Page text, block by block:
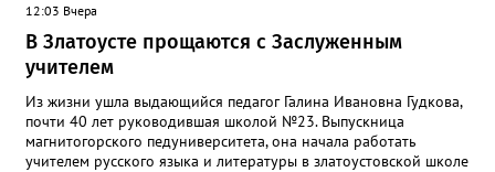
12:03 Вчера
В Златоусте прощаются с Заслуженным
учителем
Из жизни ушла выдающийся педагог Галина Ивановна Гудкова,
почти 40 лет руководившая школой №23. Выпускница
магнитогорского педуниверситета, она начала работать
учителем русского языка и литературы в златоустовской школе